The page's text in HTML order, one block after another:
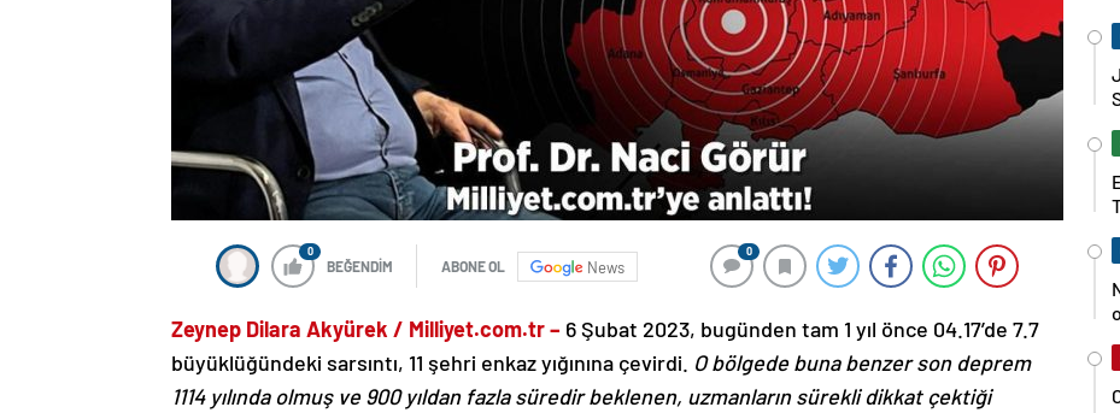
0
BEĞENDİM ABONE OL News
0
Zeynep Dilara Akyürek / Milliyet.com.tr – 6 Şubat 2023, bugünden tam 1 yıl önce 04.17’de 7.7
büyüklüğündeki sarsıntı, 11 şehri enkaz yığınına çevirdi. O bölgede buna benzer son deprem
1114 yılında olmuş ve 900 yıldan fazla süredir beklenen, uzmanların sürekli dikkat çektiği